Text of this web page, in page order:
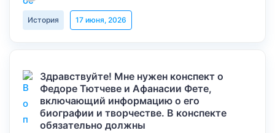
История 17 июня, 2026
Здравствуйте! Мне нужен конспект о
Федоре Тютчеве и Афанасии Фете,
включающий информацию о его
биографии и творчестве. В конспекте
обязательно должны